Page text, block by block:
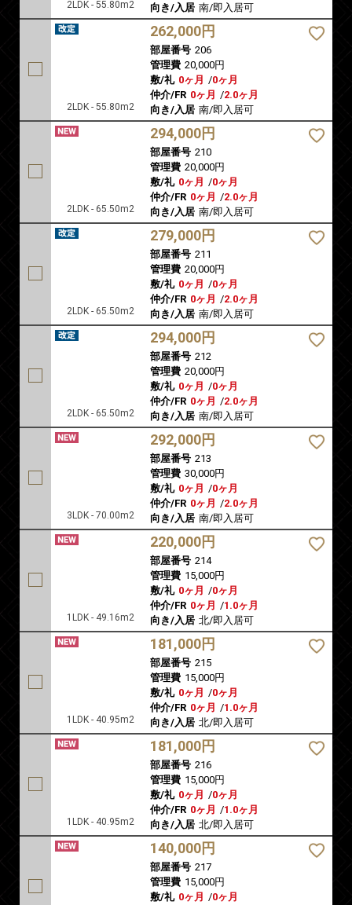
2LDK - 55.80m2 向き/入居 南/即入居可
2LDK - 55.80m2
262,000円
部屋番号 206
管理費 20,000円
敷/礼 0ヶ月 /0ヶ月
仲介/FR 0ヶ月 /2.0ヶ月
向き/入居 南/即入居可
2LDK - 65.50m2
294,000円
部屋番号 210
管理費 20,000円
敷/礼 0ヶ月 /0ヶ月
仲介/FR 0ヶ月 /2.0ヶ月
向き/入居 南/即入居可
2LDK - 65.50m2
279,000円
部屋番号 211
管理費 20,000円
敷/礼 0ヶ月 /0ヶ月
仲介/FR 0ヶ月 /2.0ヶ月
向き/入居 南/即入居可
2LDK - 65.50m2
294,000円
部屋番号 212
管理費 20,000円
敷/礼 0ヶ月 /0ヶ月
仲介/FR 0ヶ月 /2.0ヶ月
向き/入居 南/即入居可
3LDK - 70.00m2
292,000円
部屋番号 213
管理費 30,000円
敷/礼 0ヶ月 /0ヶ月
仲介/FR 0ヶ月 /2.0ヶ月
向き/入居 南/即入居可
1LDK - 49.16m2
220,000円
部屋番号 214
管理費 15,000円
敷/礼 0ヶ月 /0ヶ月
仲介/FR 0ヶ月 /1.0ヶ月
向き/入居 北/即入居可
1LDK - 40.95m2
181,000円
部屋番号 215
管理費 15,000円
敷/礼 0ヶ月 /0ヶ月
仲介/FR 0ヶ月 /1.0ヶ月
向き/入居 北/即入居可
1LDK - 40.95m2
181,000円
部屋番号 216
管理費 15,000円
敷/礼 0ヶ月 /0ヶ月
仲介/FR 0ヶ月 /1.0ヶ月
向き/入居 北/即入居可
140,000円
部屋番号 217
管理費 15,000円
敷/礼 0ヶ月 /0ヶ月